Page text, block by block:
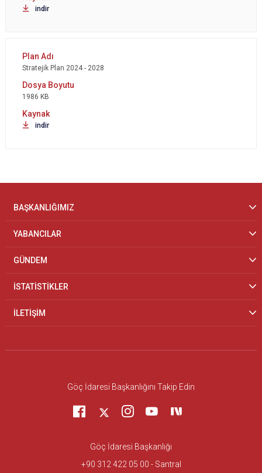
indir
Stratejik Plan 2024 - 2028
1986 KB
indir
BAŞKANLIĞIMIZ
YABANCILAR
GÜNDEM
İSTATİSTİKLER
İLETİŞİM
Göç İdaresi Başkanlığını Takip Edin
Göç İdaresi Başkanlığı
+90 312 422 05 00 - Santral